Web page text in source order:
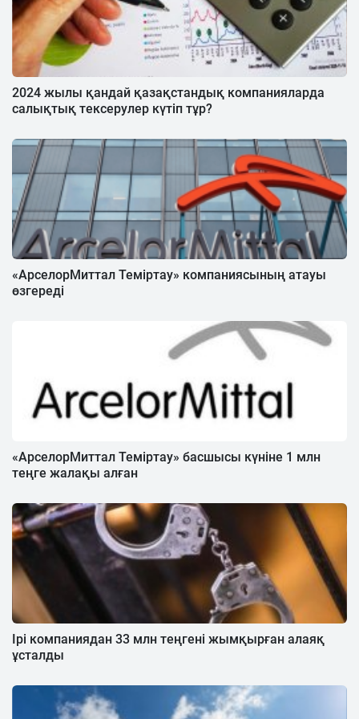
2024 жылы қандай қазақстандық компанияларда
салықтық тексерулер күтіп тұр?
«АрселорМиттал Теміртау» компаниясының атауы
өзгереді
«АрселорМиттал Теміртау» басшысы күніне 1 млн
теңге жалақы алған
Ірі компаниядан 33 млн теңгені жымқырған алаяқ
ұсталды